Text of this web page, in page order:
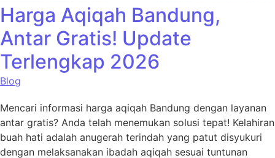
Harga Aqiqah Bandung,
Antar Gratis! Update
Terlengkap 2026
Blog
Mencari informasi harga aqiqah Bandung dengan layanan
antar gratis? Anda telah menemukan solusi tepat! Kelahiran
buah hati adalah anugerah terindah yang patut disyukuri
dengan melaksanakan ibadah aqiqah sesuai tuntunan